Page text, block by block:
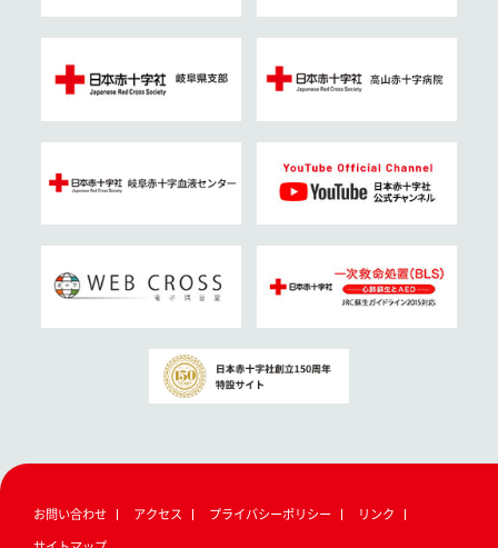
お問い合わせ アクセス プライバシーポリシー
リンク